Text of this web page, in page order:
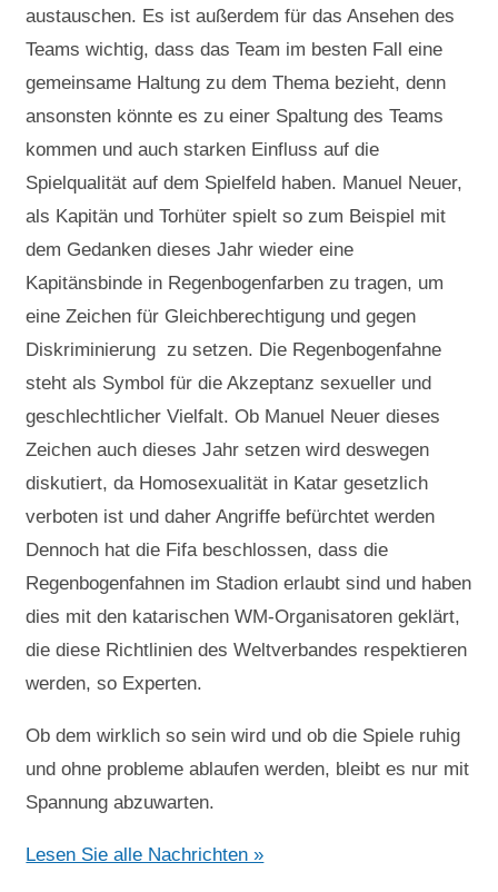
austauschen. Es ist außerdem für das Ansehen des
Teams wichtig, dass das Team im besten Fall eine
gemeinsame Haltung zu dem Thema bezieht, denn
ansonsten könnte es zu einer Spaltung des Teams
kommen und auch starken Einfluss auf die
Spielqualität auf dem Spielfeld haben. Manuel Neuer,
als Kapitän und Torhüter spielt so zum Beispiel mit
dem Gedanken dieses Jahr wieder eine
Kapitänsbinde in Regenbogenfarben zu tragen, um
eine Zeichen für Gleichberechtigung und gegen
Diskriminierung zu setzen. Die Regenbogenfahne
steht als Symbol für die Akzeptanz sexueller und
geschlechtlicher Vielfalt. Ob Manuel Neuer dieses
Zeichen auch dieses Jahr setzen wird deswegen
diskutiert, da Homosexualität in Katar gesetzlich
verboten ist und daher Angriffe befürchtet werden
Dennoch hat die Fifa beschlossen, dass die
Regenbogenfahnen im Stadion erlaubt sind und haben
dies mit den katarischen WM-Organisatoren geklärt,
die diese Richtlinien des Weltverbandes respektieren
werden, so Experten.
Ob dem wirklich so sein wird und ob die Spiele ruhig
und ohne probleme ablaufen werden, bleibt es nur mit
Spannung abzuwarten.
Lesen Sie alle Nachrichten »